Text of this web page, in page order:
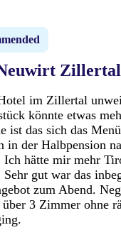
im Zillertal
könnte etwas
ist das sich das
in der Halbpension
Ich hätte mir mehr
Sehr gut war das
zum Abend.
3 Zimmer ohne